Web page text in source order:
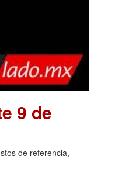
9 de
de referencia,